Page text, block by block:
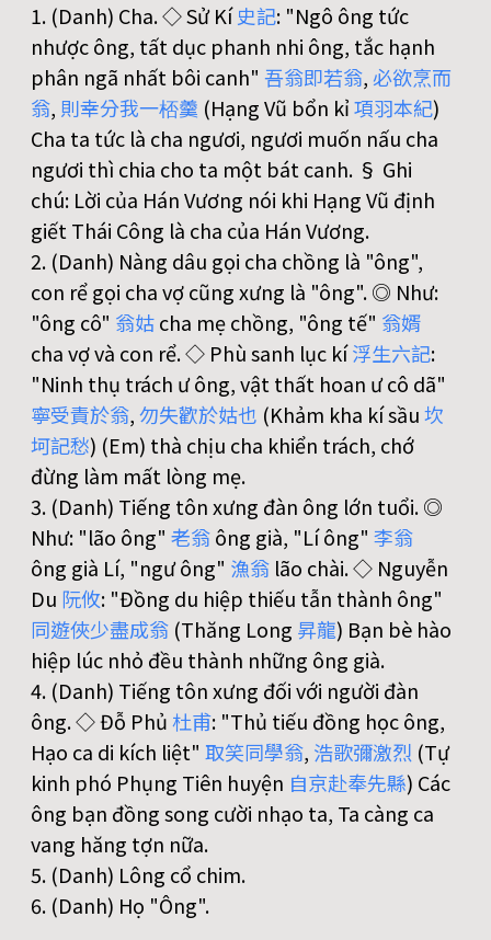
1. (Danh) Cha. ◇ Sử Kí史記: "Ngô ông tức
nhược ông, tất dục phanh nhi ông, tắc hạnh
phân ngã nhất bôi canh" 吾翁即若翁, 必欲烹而
翁, 則幸分我一桮羹 (Hạng Vũ bổn kỉ項羽本紀)
Cha ta tức là cha ngươi, ngươi muốn nấu cha
ngươi thì chia cho ta một bát canh. § Ghi
chú: Lời của Hán Vương nói khi Hạng Vũ định
giết Thái Công là cha của Hán Vương.
2. (Danh) Nàng dâu gọi cha chồng là "ông",
con rể gọi cha vợ cũng xưng là "ông". ◎ Như:
"ông cô" 翁姑cha mẹ chồng, "ông tế" 翁婿
cha vợ và con rể. ◇ Phù sanh lục kí浮生六記:
"Ninh thụ trách ư ông, vật thất hoan ư cô dã"
寧受責於翁,勿失歡於姑也 (Khảm kha kí sầu坎
坷記愁) (Em) thà chịu cha khiển trách, chớ
đừng làm mất lòng mẹ.
3. (Danh) Tiếng tôn xưng đàn ông lớn tuổi. ◎
Như: "lão ông" 老翁ông già, "Lí ông" 李翁
ông già Lí, "ngư ông" 漁翁 lão chài. ◇ Nguyễn
Du 阮攸: "Đồng du hiệp thiếu tẫn thành ông"
同遊俠少盡成翁 (Thăng Long 昇龍) Bạn bè hào
hiệp lúc nhỏ đều thành những ông già.
4. (Danh) Tiếng tôn xưng đối với người đàn
ông. ◇ Đỗ Phủ杜甫: "Thủ tiếu đồng học ông,
Hạo ca di kích liệt" 取笑同學翁, 浩歌彌激烈 (Tự
kinh phó Phụng Tiên huyện 自京赴奉先縣) Các
ông bạn đồng song cười nhạo ta, Ta càng ca
vang hăng tợn nữa.
5. (Danh) Lông cổ chim.
6. (Danh) Họ "Ông".